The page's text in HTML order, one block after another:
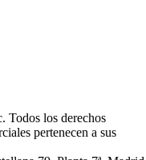
Todos los derechos
pertenecen a sus